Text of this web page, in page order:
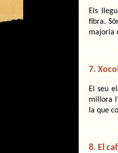
Els
fibra.
majoria
7.
El seu
millora
la que
8. El